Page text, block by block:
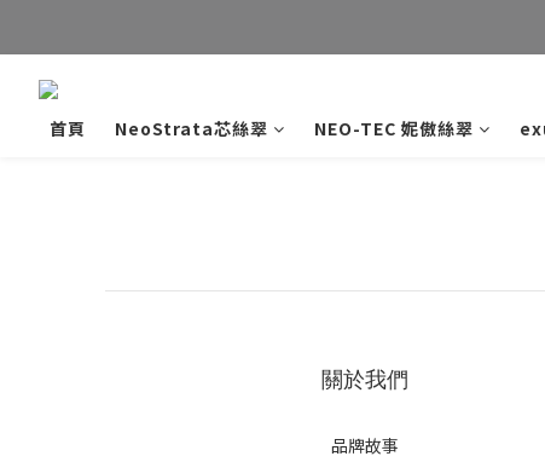
首頁
NeoStrata芯絲翠 NEO-TEC 妮傲絲翠
關於我們
品牌故事